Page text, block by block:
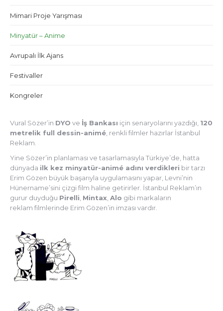
Mimari Proje Yarışması
Minyatür – Anime
Avrupalı İlk Ajans
Festivaller
Kongreler
Vural Sözer’in DYO ve İş Bankası için senaryolarını yazdığı, 120
metrelik full dessin-animé , renkli filmler hazırlar İstanbul
Reklam.
Yine Sözer’in planlaması ve tasarlamasıyla Türkiye’de, hatta
dünyada ilk kez minyatür-animé adını verdikleri bir tarzı
Erim Gözen büyük başarıyla uygulamasını yapar, Levni’nin
Hünername’sini çizgi film haline getirirler. İstanbul Reklam’ın
gurur duyduğu Pirelli Mintax Alo gibi markaların
reklam filmlerinde Erim Gözen’in imzası vardır.